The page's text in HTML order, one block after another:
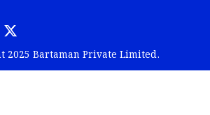
2025 Bartaman Private Limited.